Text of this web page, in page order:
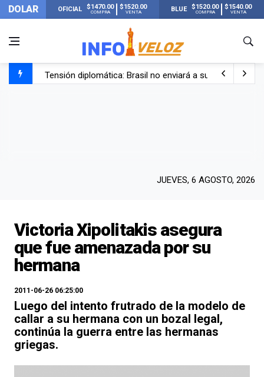
DOLAR OFICIAL $1470.00
COMPRA
$1520.00
VENTA BLUE $1520.00
COMPRA
$1540.00
VENTA
Tensión diplomática: Brasil no enviará a su embajador
JUEVES, 6 AGOSTO, 2026
Victoria Xipolitakis asegura
que fue amenazada por su
hermana
2011-06-26 06:25:00
Luego del intento frutrado de la modelo de
callar a su hermana con un bozal legal,
continúa la guerra entre las hermanas
griegas.